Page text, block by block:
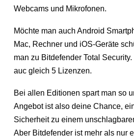
Webcams und Mikrofonen.
Möchte man auch Android
Mac, Rechner und iOS-Geräte
man zu Bitdefender Total
auc gleich 5 Lizenzen.
Bei allen Editionen spart man so
Angebot ist also deine Chance,
Sicherheit zu einem
Aber Bitdefender ist mehr als nur